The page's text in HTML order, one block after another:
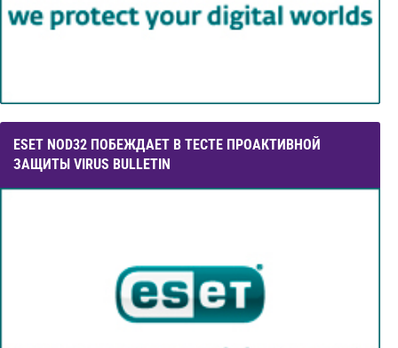
ESET NOD32 ПОБЕЖДАЕТ В ТЕСТЕ ПРОАКТИВНОЙ
ЗАЩИТЫ VIRUS BULLETIN